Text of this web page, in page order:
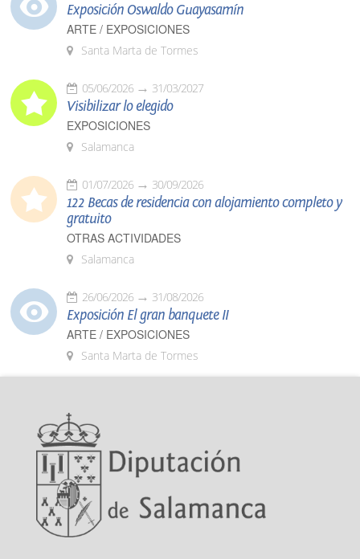
Exposición Oswaldo Guayasamín
ARTE / EXPOSICIONES
Santa Marta de Tormes
05/06/2026 31/03/2027
Visibilizar lo elegido
EXPOSICIONES
Salamanca
01/07/2026 30/09/2026
122 Becas de residencia con alojamiento completo y
gratuito
OTRAS ACTIVIDADES
Salamanca
26/06/2026 31/08/2026
Exposición El gran banquete II
ARTE / EXPOSICIONES
Santa Marta de Tormes